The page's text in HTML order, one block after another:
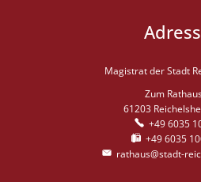
Magistrat der Stadt
Zum
61203
+49 6035
+49 6035
rathaus@stadt-